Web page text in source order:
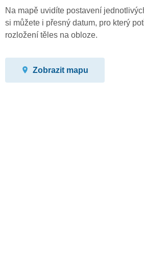
Na mapě uvidíte postavení
si můžete i přesný datum, pro který
rozložení těles na obloze.
Zobrazit mapu